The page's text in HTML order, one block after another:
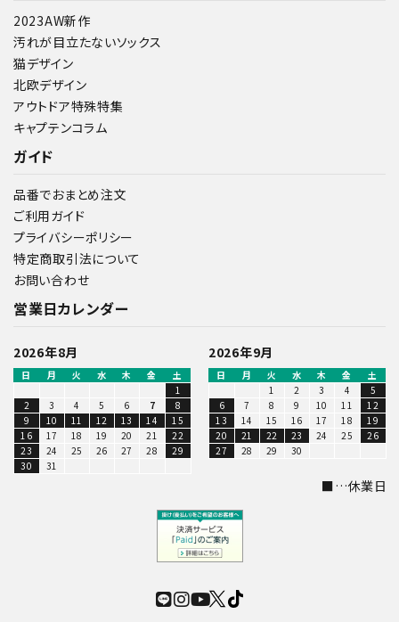
2023AW新作
汚れが目立たないソックス
猫デザイン
北欧デザイン
アウトドア特殊特集
キャプテンコラム
ガイド
品番でおまとめ注文
ご利用ガイド
プライバシーポリシー
特定商取引法について
お問い合わせ
営業日カレンダー
2026年8月
日 月 火 水 木 金
土
1
2
3 4 5 6 7
8
9
10 11 12 13 14
15
16
17 18 19 20 21
22
23
24 25 26 27 28
29
30
31
2026年9月
日 月 火 水 木 金
土
1
2 3 4
5
6
7 8 9 10 11
12
13
14 15 16 17 18
19
20
21 22 23 24 25
26
27
28 29 30